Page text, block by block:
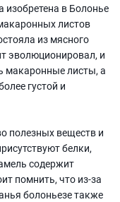
изобретена в Болонье
листов
из мясного
эволюционировал, и
макаронные листы, а
густой и
полезных веществ и
белки,
содержит
помнить, что из-за
болоньезе также